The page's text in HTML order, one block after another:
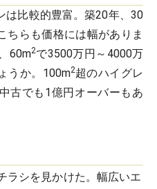
は比較的豊富。築20年、30
ちらも価格には幅がありま
60m2で3500万円～4000万
うか。100m2超のハイグレ
古でも1億円オーバーもあ
ラシを見かけた。幅広いエ